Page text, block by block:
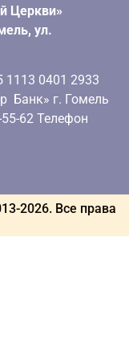
Церкви»
ул.
1113 0401 2933
Банк» г. Гомель
62 Телефон
2026. Все права